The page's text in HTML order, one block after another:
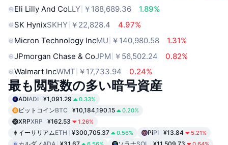
Eli Lilly And CoLLY ￥188,689.36
1.89%
SK HynixSKHY ￥22,828.4
4.97%
Micron Technology IncMU ￥140,980.58
1.31%
JPmorgan Chase & CoJPM ￥56,502.24
0.82%
Walmart IncWMT ￥17,733.94 0.24%
最も閲覧数の多い暗号資産
ADIADI ¥1,091.29 0.33%
ビットコインBTC ¥10,184,190.15 0.20%
XRPXRP ¥162.53 1.26%
イーサリアムETH ¥300,705.37 0.56% PiPI ¥13.84 5.21%